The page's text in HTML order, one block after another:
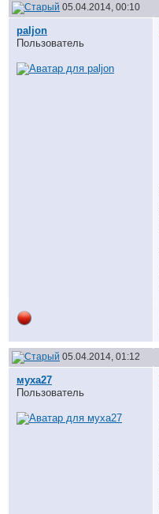
05.04.2014, 00:10
paljon
Пользователь
05.04.2014, 01:12
муха27
Пользователь